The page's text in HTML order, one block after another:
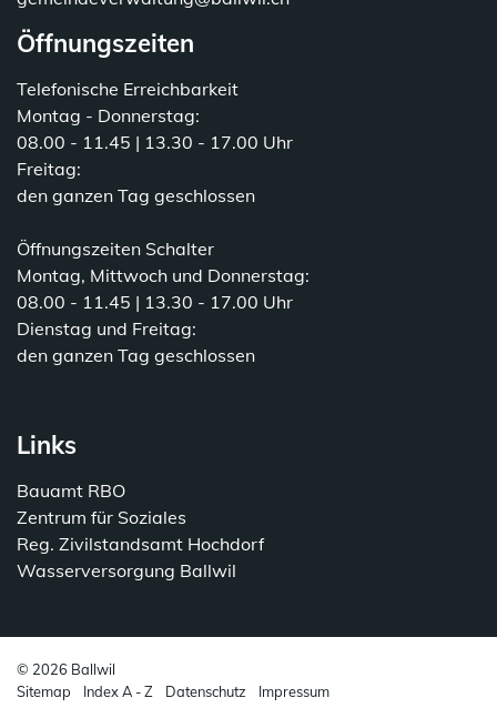
Öffnungszeiten
Telefonische Erreichbarkeit
Montag - Donnerstag:
08.00 - 11.45 | 13.30 - 17.00 Uhr
Freitag:
den ganzen Tag geschlossen
Öffnungszeiten Schalter
Montag, Mittwoch und Donnerstag:
08.00 - 11.45 | 13.30 - 17.00 Uhr
Dienstag und Freitag:
den ganzen Tag geschlossen
Links
Bauamt RBO
Zentrum für Soziales
Reg. Zivilstandsamt Hochdorf
Wasserversorgung Ballwil
© 2026 Ballwil
Sitemap Index A - Z Datenschutz Impressum